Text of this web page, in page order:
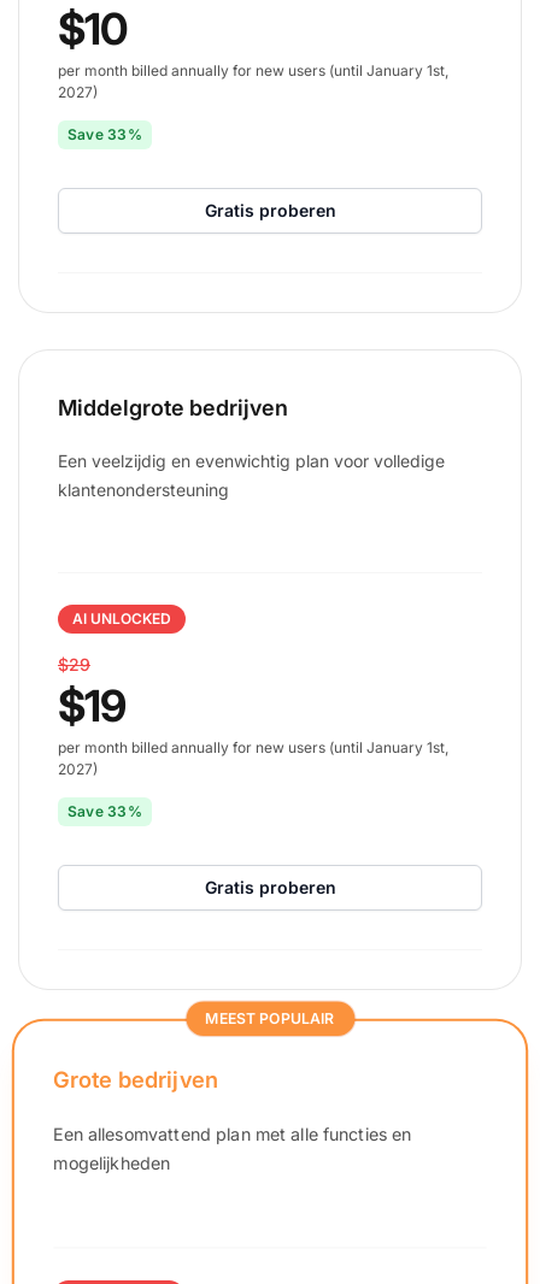
$10
per month billed annually for new users (until January 1st,
2027)
Save 33%
Gratis proberen
Middelgrote bedrijven
Een veelzijdig en evenwichtig plan voor volledige
klantenondersteuning
AI UNLOCKED
$29
$19
per month billed annually for new users (until January 1st,
2027)
Save 33%
Gratis proberen
MEEST POPULAIR
Grote bedrijven
Een allesomvattend plan met alle functies en
mogelijkheden